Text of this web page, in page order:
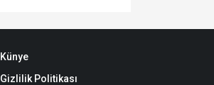
Künye
Gizlilik Politikası